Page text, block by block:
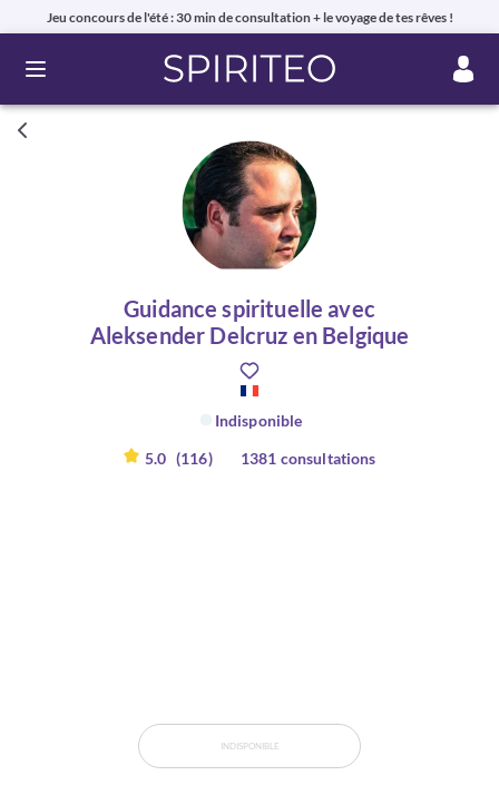
Jeu concours de l'été : 30 min de consultation + le voyage de tes rêves !
Ouvrir le menu
Guidance spirituelle avec
Aleksender Delcruz en Belgique
Indisponible
5.0 (116) 1381 consultations
INDISPONIBLE